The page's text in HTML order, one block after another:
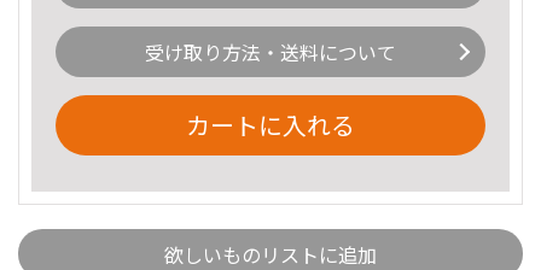
受け取り方法・送料について
カートに入れる
欲しいものリストに追加